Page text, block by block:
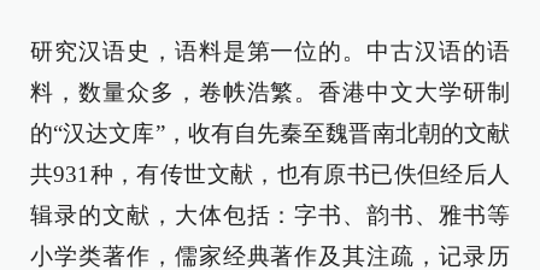
研究汉语史，语料是第一位的。中古汉语的语
料，数量众多，卷帙浩繁。香港中文大学研制
的“汉达文库”，收有自先秦至魏晋南北朝的文献
共931种，有传世文献，也有原书已佚但经后人
辑录的文献，大体包括：字书、韵书、雅书等
小学类著作，儒家经典著作及其注疏，记录历